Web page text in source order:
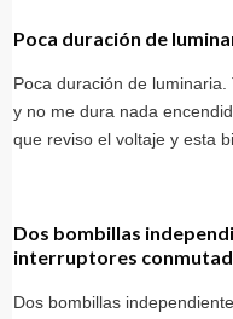
Poca duración de
Poca duración de
y no me dura nada
que reviso el voltaje y esta
Dos bombillas
interruptores
Dos bombillas